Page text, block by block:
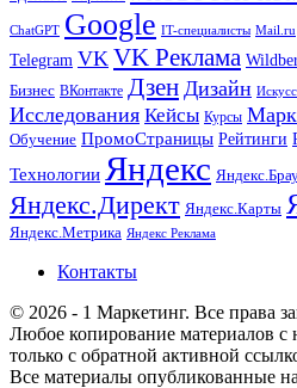
ChatGPT Google IT-специалисты Mail.ru
Telegram VK VK Реклама
Бизнес ВКонтакте Дзен Дизайн
Исследования Кейсы Курсы
Обучение ПромоСтраницы Рейтинги
Технологии Яндекс
Яндекс.Директ Яндекс.Карты
Яндекс.Метрика Яндекс Реклама
Контакты
© 2026 - 1 Маркетинг. Все права
Любое копирование материалов с
только с обратной активной
Все материалы опубликованные